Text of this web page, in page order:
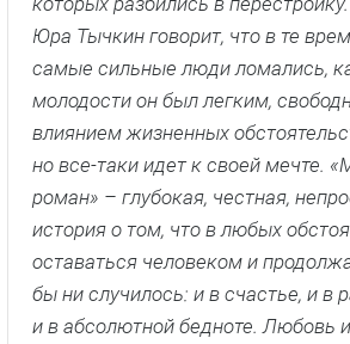
Юра Тычкин говорит, что в те
самые сильные люди ломались,
молодости он был легким,
влиянием жизненных
но все-таки идет к своей мечте.
роман» – глубокая, честная,
история о том, что в любых
оставаться человеком и
бы ни случилось: и в счастье, и в
и в абсолютной бедноте. Любовь